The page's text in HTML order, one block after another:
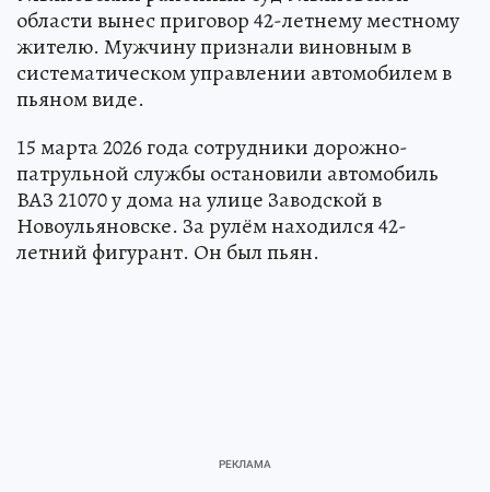
области вынес приговор 42-летнему местному
жителю. Мужчину признали виновным в
систематическом управлении автомобилем в
пьяном виде.
15 марта 2026 года сотрудники дорожно-
патрульной службы остановили автомобиль
ВАЗ 21070 у дома на улице Заводской в
Новоульяновске. За рулём находился 42-
летний фигурант. Он был пьян.